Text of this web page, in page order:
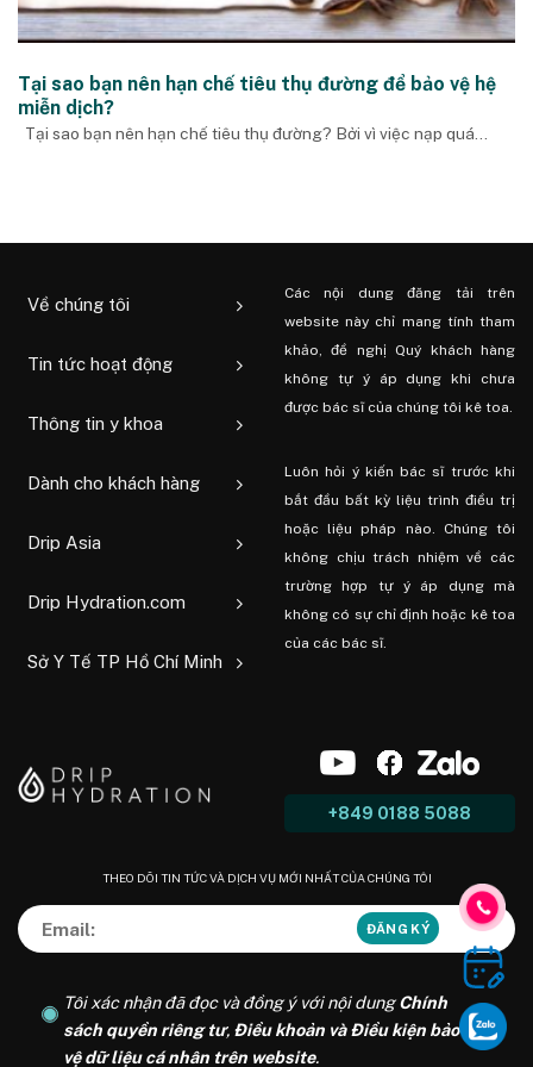
Tại sao bạn nên hạn chế tiêu thụ đường để bảo vệ hệ
miễn dịch?
Tại sao bạn nên hạn chế tiêu thụ đường? Bởi vì việc nạp quá...
Về chúng tôi
Tin tức hoạt động
Thông tin y khoa
Dành cho khách hàng
Drip Asia
Drip Hydration.com
Sở Y Tế TP Hồ Chí Minh
Các nội dung đăng tải trên
website này chỉ mang tính tham
khảo, đề nghị Quý khách hàng
không tự ý áp dụng khi chưa
được bác sĩ của chúng tôi kê toa.
Luôn hỏi ý kiến ​​bác sĩ trước khi
bắt đầu bất kỳ liệu trình điều trị
hoặc liệu pháp nào. Chúng tôi
không chịu trách nhiệm về các
trường hợp tự ý áp dụng mà
không có sự chỉ định hoặc kê toa
của các bác sĩ.
+849 0188 5088
THEO DÕI TIN TỨC VÀ DỊCH VỤ MỚI NHẤT CỦA CHÚNG TÔI
Tôi xác nhận đã đọc và đồng ý với nội dungChính
sách quyền riêng tư, Điều khoản và Điều kiện bảo
vệ dữ liệu cá nhân trên website.